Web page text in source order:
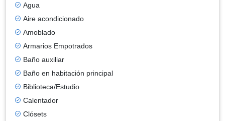
Agua
Aire acondicionado
Amoblado
Armarios Empotrados
Baño auxiliar
Baño en habitación principal
Biblioteca/Estudio
Calentador
Clósets